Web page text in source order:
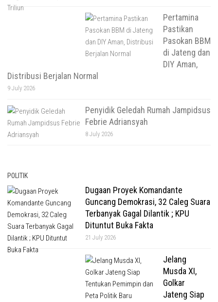
Pertamina
Pastikan
Pasokan BBM
di Jateng dan
DIY Aman,
Distribusi Berjalan Normal
9 July 2026
Penyidik Geledah Rumah Jampidsus
Febrie Adriansyah
8 July 2026
POLITIK
Dugaan Proyek Komandante
Guncang Demokrasi, 32 Caleg Suara
Terbanyak Gagal Dilantik ; KPU
Dituntut Buka Fakta
21 July 2026
Jelang
Musda XI,
Golkar
Jateng Siap